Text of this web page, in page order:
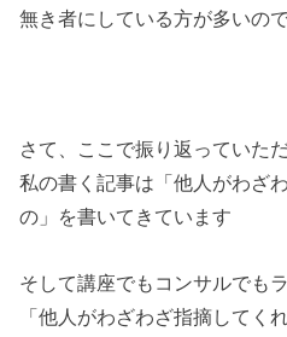
無き者にしている方が多いの
さて、ここで振り返っていた
私の書く記事は「他人がわざ
の」を書いてきています
そして講座でもコンサルでも
「他人がわざわざ指摘してく